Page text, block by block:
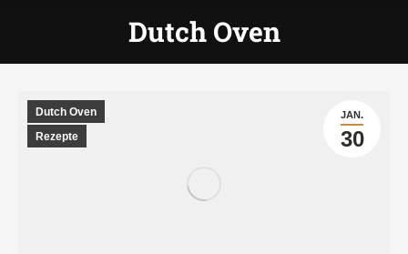
Dutch Oven
JAN.
30
Dutch Oven
Rezepte